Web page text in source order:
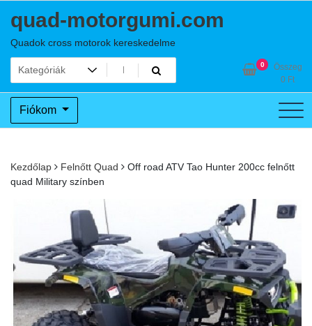
quad-motorgumi.com
Quadok cross motorok kereskedelme
0
Összeg
0 Ft
Fiókom
Kezdőlap Felnőtt Quad
Off road ATV Tao Hunter 200cc felnőtt
quad Military színben